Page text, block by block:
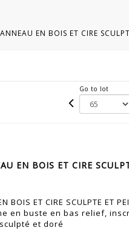
EN BOIS ET CIRE
Go to lot
EN BOIS ET CIRE
BOIS ET CIRE SCULPTE ET
en buste en bas relief,
et doré